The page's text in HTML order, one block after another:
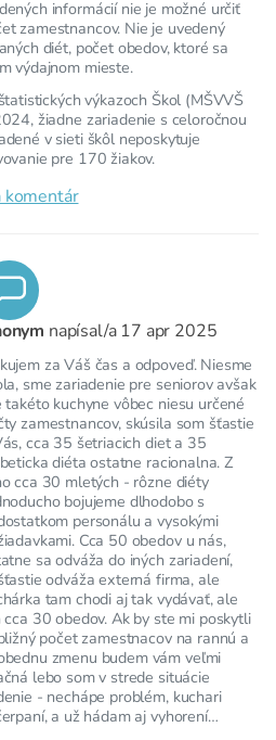
informácií nie je možné určiť
zamestnancov. Nie je uvedený
diét, počet obedov, ktoré sa
výdajnom mieste.
výkazoch Škol (MŠVVŠ
žiadne zariadenie s celoročnou
v sieti škôl neposkytuje
pre 170 žiakov.
komentár
napísal/a 17 apr 2025
za Váš čas a odpoveď. Niesme
sme zariadenie pre seniorov avšak
takéto kuchyne vôbec niesu určené
zamestnancov, skúsila som šťastie
cca 35 šetriacich diet a 35
diéta ostatne racionalna. Z
cca 30 mletých - rôzne diéty
bojujeme dlhodobo s
personálu a vysokými
Cca 50 obedov u nás,
sa odváža do iných zariadení,
odváža externá firma, ale
tam chodi aj tak vydávať, ale
cca 30 obedov. Ak by ste mi poskytli
počet zamestnacov na rannú a
zmenu budem vám veľmi
lebo som v strede situácie
- nechápe problém, kuchari
a už hádam aj vyhorení…